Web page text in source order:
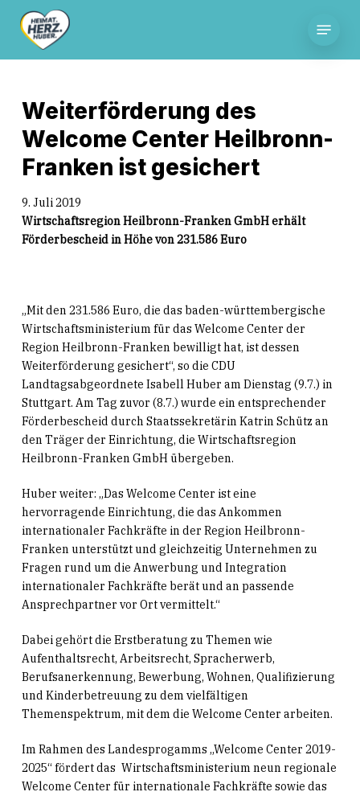
content
Weiterförderung des
Welcome Center Heilbronn-
Franken ist gesichert
9. Juli 2019
Wirtschaftsregion Heilbronn-Franken GmbH erhält
Förderbescheid in Höhe von 231.586 Euro
„Mit den 231.586 Euro, die das baden-württembergische
Wirtschaftsministerium für das Welcome Center der
Region Heilbronn-Franken bewilligt hat, ist dessen
Weiterförderung gesichert“, so die CDU
Landtagsabgeordnete Isabell Huber am Dienstag (9.7.) in
Stuttgart. Am Tag zuvor (8.7.) wurde ein entsprechender
Förderbescheid durch Staatssekretärin Katrin Schütz an
den Träger der Einrichtung, die Wirtschaftsregion
Heilbronn-Franken GmbH übergeben.
Huber weiter: „Das Welcome Center ist eine
hervorragende Einrichtung, die das Ankommen
internationaler Fachkräfte in der Region Heilbronn-
Franken unterstützt und gleichzeitig Unternehmen zu
Fragen rund um die Anwerbung und Integration
internationaler Fachkräfte berät und an passende
Ansprechpartner vor Ort vermittelt.“
Dabei gehört die Erstberatung zu Themen wie
Aufenthaltsrecht, Arbeitsrecht, Spracherwerb,
Berufsanerkennung, Bewerbung, Wohnen, Qualifizierung
und Kinderbetreuung zu dem vielfältigen
Themenspektrum, mit dem die Welcome Center arbeiten.
Im Rahmen des Landesprogamms „Welcome Center 2019-
2025“ fördert das Wirtschaftsministerium neun regionale
Welcome Center für internationale Fachkräfte sowie das